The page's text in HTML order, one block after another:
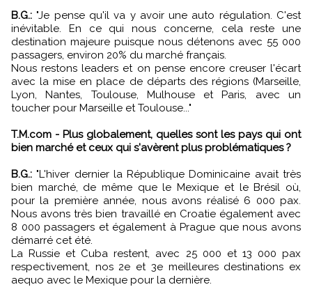
B.G.: "Je pense qu'il va y avoir une auto régulation. C'est
inévitable. En ce qui nous concerne, cela reste une
destination majeure puisque nous détenons avec 55 000
passagers, environ 20% du marché français.
Nous restons leaders et on pense encore creuser l'écart
avec la mise en place de départs des régions (Marseille,
Lyon, Nantes, Toulouse, Mulhouse et Paris, avec un
toucher pour Marseille et Toulouse..."
T.M.com - Plus globalement, quelles sont les pays qui ont
bien marché et ceux qui s'avèrent plus problématiques ?
B.G.: "L'hiver dernier la République Dominicaine avait très
bien marché, de même que le Mexique et le Brésil où,
pour la première année, nous avons réalisé 6 000 pax.
Nous avons très bien travaillé en Croatie également avec
8 000 passagers et également à Prague que nous avons
démarré cet été.
La Russie et Cuba restent, avec 25 000 et 13 000 pax
respectivement, nos 2e et 3e meilleures destinations ex
aequo avec le Mexique pour la dernière.